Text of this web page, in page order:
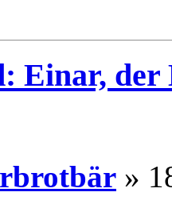
Einar, der
»